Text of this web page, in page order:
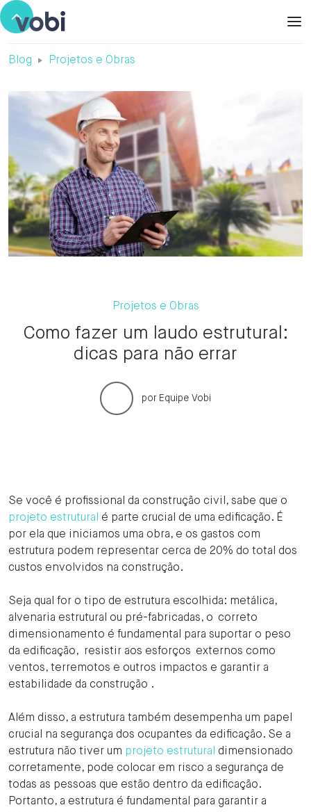
Blog Projetos e Obras
Projetos e Obras
Como fazer um laudo estrutural:
dicas para não errar
por Equipe Vobi
Se você é profissional da construção civil, sabe que o
projeto estrutural é parte crucial de uma edificação. É
por ela que iniciamos uma obra, e os gastos com
estrutura podem representar cerca de 20% do total dos
custos envolvidos na construção.
Seja qual for o tipo de estrutura escolhida: metálica,
alvenaria estrutural ou pré-fabricadas, o correto
dimensionamento é fundamental para suportar o peso
da edificação, resistir aos esforços externos como
ventos, terremotos e outros impactos e garantir a
estabilidade da construção .
Além disso, a estrutura também desempenha um papel
crucial na segurança dos ocupantes da edificação. Se a
estrutura não tiver um projeto estrutural dimensionado
corretamente, pode colocar em risco a segurança de
todas as pessoas que estão dentro da edificação.
Portanto, a estrutura é fundamental para garantir a